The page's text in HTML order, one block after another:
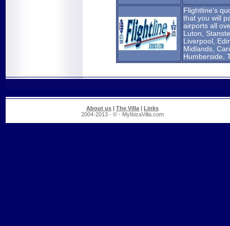
Flightline's
that you will
airports all
Luton,
Liverpool,
Midlands,
Humberside,
About us | The Villa | Links
2004-2013 - © - MyIbizaVilla.com